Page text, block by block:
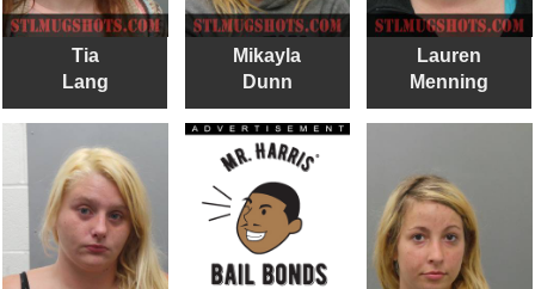
Tia
Lang
Mikayla
Dunn
Lauren
Menning